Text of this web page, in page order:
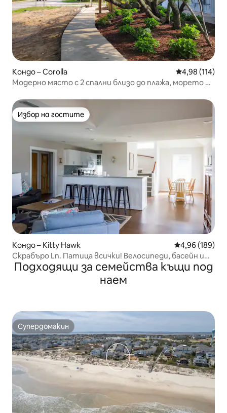
Кондо – Corolla Средна
4,98 (114)
Модерно място с 2 спални близо до плажа, морето и
Избор на гостите
Избор на гостите
Кондо – Kitty Hawk Средна
4,96 (189)
Скрабъро Ln. Патица всички! Велосипеди, басейн и
плаж!
Подходящи за семейства къщи под
наем
Супердомакин
Супердомакин